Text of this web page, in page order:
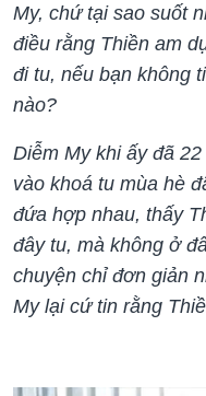
My, chứ tại sao suốt
điều rằng Thiền am
đi tu, nếu bạn không
nào?
Diễm My khi ấy đã
vào khoá tu mùa hè
đứa hợp nhau, thấy
đây tu, mà không ở
chuyện chỉ đơn giản
My lại cứ tin rằng